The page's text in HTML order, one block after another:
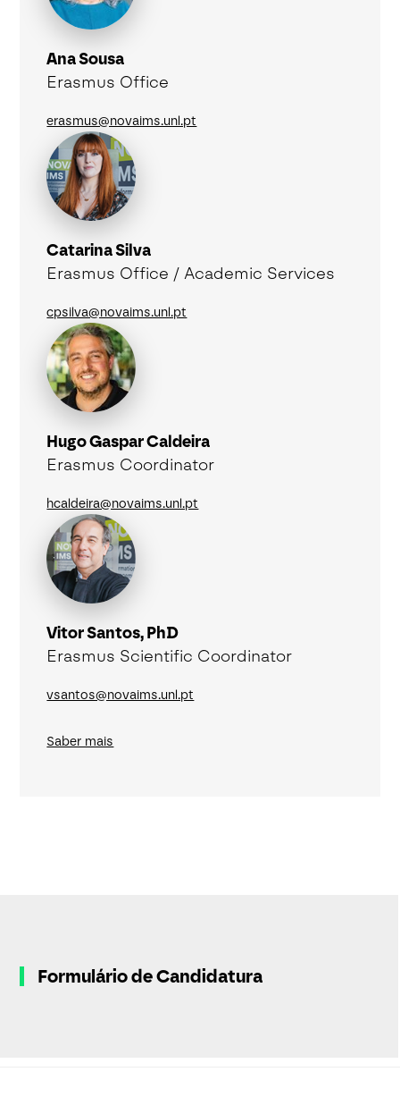
Ana Sousa
Erasmus Office
erasmus@novaims.unl.pt
Catarina Silva
Erasmus Office / Academic Services
cpsilva@novaims.unl.pt
Hugo Gaspar Caldeira
Erasmus Coordinator
hcaldeira@novaims.unl.pt
Vitor Santos, PhD
Erasmus Scientific Coordinator
vsantos@novaims.unl.pt
Saber mais
Formulário de Candidatura